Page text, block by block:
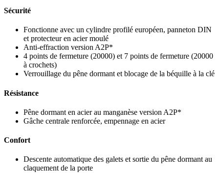
Sécurité
Fonctionne avec un cylindre profilé européen, panneton DIN
et protecteur en acier moulé
Anti-effraction version A2P*
4 points de fermeture (20000) et 7 points de fermeture (20000
à crochets)
Verrouillage du pêne dormant et blocage de la béquille à la clé
Résistance
Pêne dormant en acier au manganèse version A2P*
Gâche centrale renforcée, empennage en acier
Confort
Descente automatique des galets et sortie du pêne dormant au
claquement de la porte